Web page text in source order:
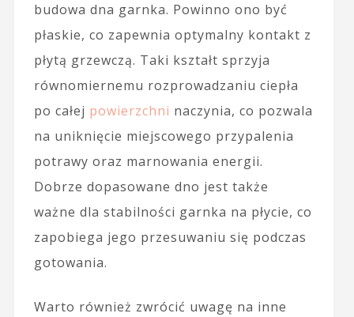
budowa dna garnka. Powinno ono być
płaskie, co zapewnia optymalny kontakt z
płytą grzewczą. Taki kształt sprzyja
równomiernemu rozprowadzaniu ciepła
po całej powierzchni naczynia, co pozwala
na uniknięcie miejscowego przypalenia
potrawy oraz marnowania energii.
Dobrze dopasowane dno jest także
ważne dla stabilności garnka na płycie, co
zapobiega jego przesuwaniu się podczas
gotowania.
Warto również zwrócić uwagę na inne